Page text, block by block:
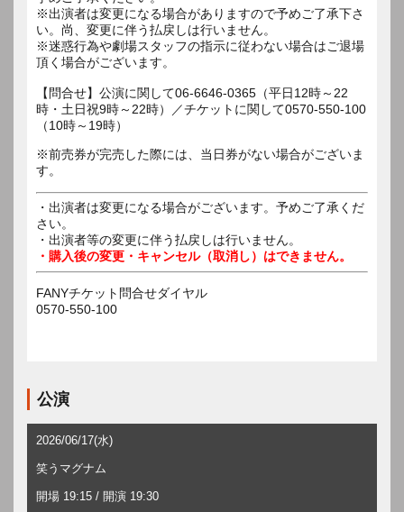
※出演者は変更になる場合がありますので予めご了承下さ
い。尚、変更に伴う払戻しは行いません。
※迷惑行為や劇場スタッフの指示に従わない場合はご退場
頂く場合がございます。
【問合せ】公演に関して06-6646-0365（平日12時～22
時・土日祝9時～22時）／チケットに関して0570-550-100
※前売券が完売した際には、当日券がない場合がございま
す。
・出演者は変更になる場合がございます。予めご了承くだ
さい。
・出演者等の変更に伴う払戻しは行いません。
・購入後の変更・キャンセル（取消し）はできません。
FANYチケット問合せダイヤル
0570-550-100
公演
2026/06/17(水)
笑うマグナム
開場 19:15 / 開演 19:30